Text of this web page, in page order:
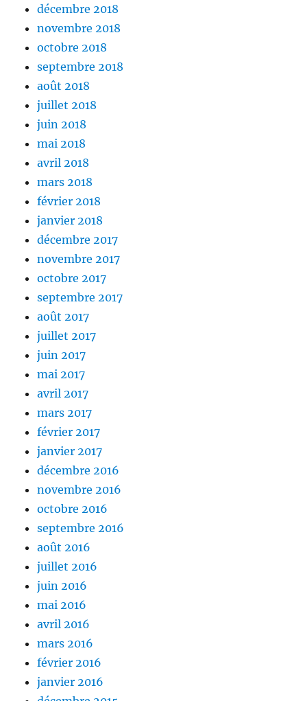
décembre 2018
novembre 2018
octobre 2018
septembre 2018
août 2018
juillet 2018
juin 2018
mai 2018
avril 2018
mars 2018
février 2018
janvier 2018
décembre 2017
novembre 2017
octobre 2017
septembre 2017
août 2017
juillet 2017
juin 2017
mai 2017
avril 2017
mars 2017
février 2017
janvier 2017
décembre 2016
novembre 2016
octobre 2016
septembre 2016
août 2016
juillet 2016
juin 2016
mai 2016
avril 2016
mars 2016
février 2016
janvier 2016